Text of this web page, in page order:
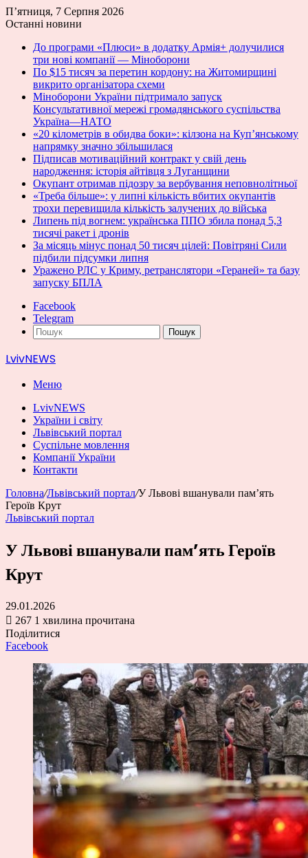
П’ятниця, 7 Серпня 2026
Останні новини
До програми «Плюси» в додатку Армія+ долучилися
три нові компанії — Міноборони
По $15 тисяч за перетин кордону: на Житомирщині
викрито організатора схеми
Міноборони України підтримало запуск
Консультативної мережі громадянського суспільства
Україна—НАТО
«20 кілометрів в обидва боки»: кілзона на Куп’янському
напрямку значно збільшилася
Підписав мотиваційний контракт у свій день
народження: історія айтівця з Луганщини
Окупант отримав підозру за вербування неповнолітньої
«Треба більше»: у липні кількість вбитих окупантів
трохи перевищила кількість залучених до війська
Липень під вогнем: українська ППО збила понад 5,3
тисячі ракет і дронів
За місяць мінус понад 50 тисяч цілей: Повітряні Сили
підбили підсумки липня
Уражено РЛС у Криму, ретранслятори «Гераней» та базу
запуску БПЛА
Facebook
Telegram
Пошук
LvivNEWS
Меню
LvivNEWS
України і світу
Львівський портал
Суспільне мовлення
Компанії України
Контакти
Головна/Львівський портал/У Львові вшанували пам’ять
Героїв Крут
Львівський портал
У Львові вшанували пам’ять Героїв
Крут
29.01.2026
267 1 хвилина прочитана
Поділитися
Facebook